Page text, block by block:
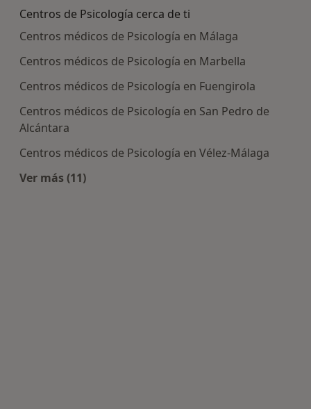
Centros de Psicología cerca de ti
Centros médicos de Psicología en Málaga
Centros médicos de Psicología en Marbella
Centros médicos de Psicología en Fuengirola
Centros médicos de Psicología en San Pedro de
Alcántara
Centros médicos de Psicología en Vélez-Málaga
Ver más (11)